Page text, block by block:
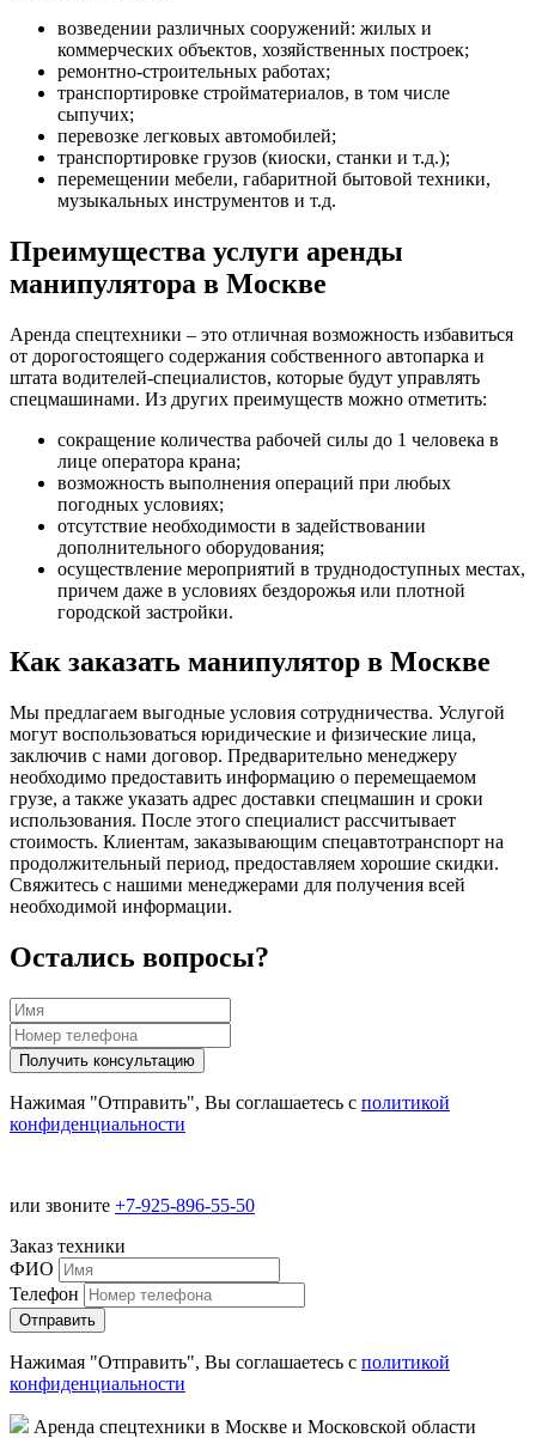
возведении различных сооружений: жилых и
коммерческих объектов, хозяйственных построек;
ремонтно-строительных работах;
транспортировке стройматериалов, в том числе
сыпучих;
перевозке легковых автомобилей;
транспортировке грузов (киоски, станки и т.д.);
перемещении мебели, габаритной бытовой техники,
музыкальных инструментов и т.д.
Преимущества услуги аренды
манипулятора в Москве
Аренда спецтехники – это отличная возможность избавиться
от дорогостоящего содержания собственного автопарка и
штата водителей-специалистов, которые будут управлять
спецмашинами. Из других преимуществ можно отметить:
сокращение количества рабочей силы до 1 человека в
лице оператора крана;
возможность выполнения операций при любых
погодных условиях;
отсутствие необходимости в задействовании
дополнительного оборудования;
осуществление мероприятий в труднодоступных местах,
причем даже в условиях бездорожья или плотной
городской застройки.
Как заказать манипулятор в Москве
Мы предлагаем выгодные условия сотрудничества. Услугой
могут воспользоваться юридические и физические лица,
заключив с нами договор. Предварительно менеджеру
необходимо предоставить информацию о перемещаемом
грузе, а также указать адрес доставки спецмашин и сроки
использования. После этого специалист рассчитывает
стоимость. Клиентам, заказывающим спецавтотранспорт на
продолжительный период, предоставляем хорошие скидки.
Свяжитесь с нашими менеджерами для получения всей
необходимой информации.
Остались вопросы?
Нажимая "Отправить", Вы соглашаетесь с политикой
конфиденциальности
или звоните +7-925-896-55-50
Заказ техники
ФИО
Телефон
Нажимая "Отправить", Вы соглашаетесь с политикой
конфиденциальности
Аренда спецтехники в Москве и Московской области